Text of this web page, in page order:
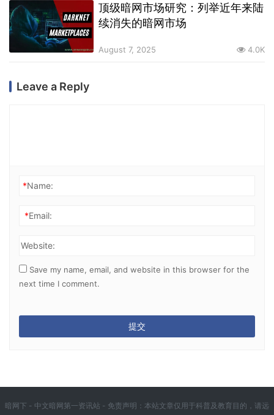
顶级暗网市场研究：列举近年来陆
续消失的暗网市场
August 7, 2025 4.0K
Leave a Reply
*Name:
*Email:
Website:
Save my name, email, and website in this browser for the
next time I comment.
暗网下 - 中文暗网第一资讯站 - 免责声明：本站文章仅用于科普及教育目的，请远